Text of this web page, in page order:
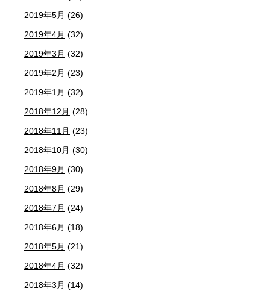
2019年5月 (26)
2019年4月 (32)
2019年3月 (32)
2019年2月 (23)
2019年1月 (32)
2018年12月 (28)
2018年11月 (23)
2018年10月 (30)
2018年9月 (30)
2018年8月 (29)
2018年7月 (24)
2018年6月 (18)
2018年5月 (21)
2018年4月 (32)
2018年3月 (14)